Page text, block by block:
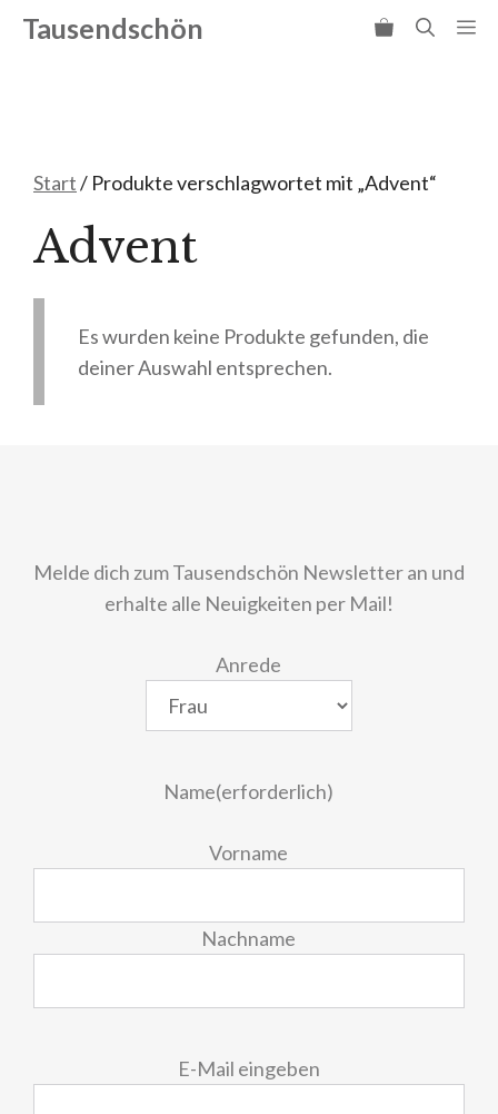
Zum
Inhalt
Tausendschön
Start/ Produkte verschlagwortet mit „Advent“
Advent
Es wurden keine Produkte gefunden, die
deiner Auswahl entsprechen.
Melde dich zum Tausendschön Newsletter an und
erhalte alle Neuigkeiten per Mail!
Anrede
Name(erforderlich)
Vorname
Nachname
E-Mail eingeben